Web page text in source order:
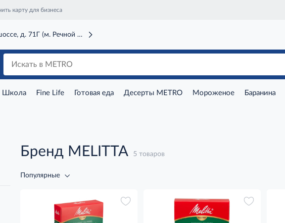
карту для бизнеса
д. 71Г (м. Речной вокзал)
Школа Fine Life Готовая еда Десерты METRO Мороженое Баранина
Бренд MELITTA 5 товаров
Популярные